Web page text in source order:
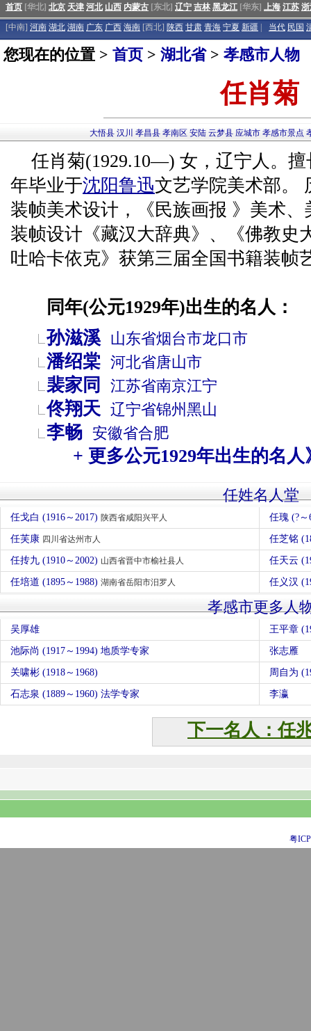
首页 [华北] 北京 天津 河北 山西 内蒙古 [东北] 辽宁 吉林 黑龙江 [华东] 上海 江苏
[中南] 河南 湖北 湖南 广东 广西 海南 [西北] 陕西 甘肃 青海 宁夏 新疆 当代 民国
您现在的位置 > 首页 > 湖北省> 孝感市人物
任肖菊
大悟县 汉川 孝昌县 孝南区 安陆 云梦县 应城市 孝感市景点
任肖菊(1929.10—) 女，辽宁人。擅
年毕业于沈阳鲁迅文艺学院美术部。
装帧美术设计，《民族画报 》美术
装帧设计《藏汉大辞典》、《佛教史
吐哈卡依克》获第三届全国书籍装帧
同年(公元1929年)出生的名人：
孙滋溪 山东省烟台市龙口市
潘绍棠 河北省唐山市
裴家同 江苏省南京江宁
佟翔天 辽宁省锦州 黑山
李畅 安徽省合肥
+ 更多公元1929年出生的名人
任姓名人堂
任戈白 (1916～2017) 陕西省咸阳兴平人 任瑰 (?
任芙康 四川省达州市人 任芝铭
任抟九 (1910～2002) 山西省晋中市榆社县人 任天云
任培道 (1895～1988) 湖南省岳阳市汨罗人 任义汉
孝感市更多人
吴厚雄 王平章
池际尚 (1917～1994) 地质学专家 张志雁
关啸彬 (1918～1968) 周自为
石志泉 (1889～1960) 法学专家 李瀛
下一名人：任
粤